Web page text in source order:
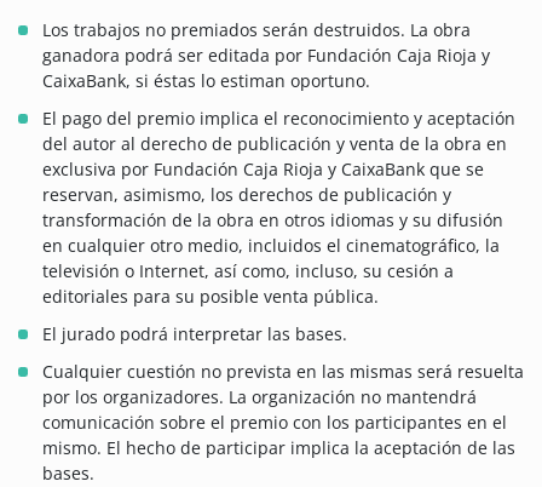
Los trabajos no premiados serán destruidos. La obra
ganadora podrá ser editada por Fundación Caja Rioja y
CaixaBank, si éstas lo estiman oportuno.
El pago del premio implica el reconocimiento y aceptación
del autor al derecho de publicación y venta de la obra en
exclusiva por Fundación Caja Rioja y CaixaBank que se
reservan, asimismo, los derechos de publicación y
transformación de la obra en otros idiomas y su difusión
en cualquier otro medio, incluidos el cinematográfico, la
televisión o Internet, así como, incluso, su cesión a
editoriales para su posible venta pública.
El jurado podrá interpretar las bases.
Cualquier cuestión no prevista en las mismas será resuelta
por los organizadores. La organización no mantendrá
comunicación sobre el premio con los participantes en el
mismo. El hecho de participar implica la aceptación de las
bases.